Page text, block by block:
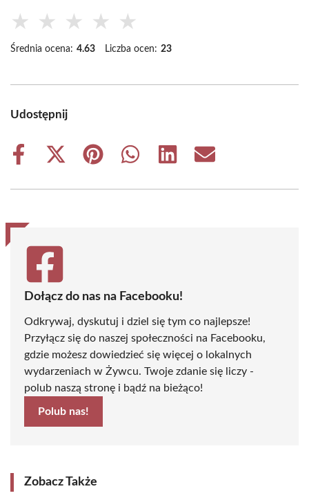
★ ★ ★ ★ ★
Średnia ocena: 4.63 Liczba ocen: 23
Udostępnij
Share
Share
(Twitter)
Share
Share
Share
Share
Dołącz do nas na Facebooku!
Odkrywaj, dyskutuj i dziel się tym co najlepsze!
Przyłącz się do naszej społeczności na Facebooku,
gdzie możesz dowiedzieć się więcej o lokalnych
wydarzeniach w Żywcu. Twoje zdanie się liczy -
polub naszą stronę i bądź na bieżąco!
Polub nas!
Zobacz Także